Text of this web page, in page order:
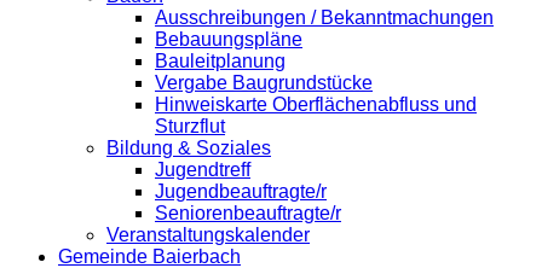
Ausschreibungen / Bekanntmachungen
Bebauungspläne
Bauleitplanung
Vergabe Baugrundstücke
Hinweiskarte Oberflächenabfluss und
Sturzflut
Bildung & Soziales
Jugendtreff
Jugendbeauftragte/r
Seniorenbeauftragte/r
Veranstaltungskalender
Gemeinde Baierbach